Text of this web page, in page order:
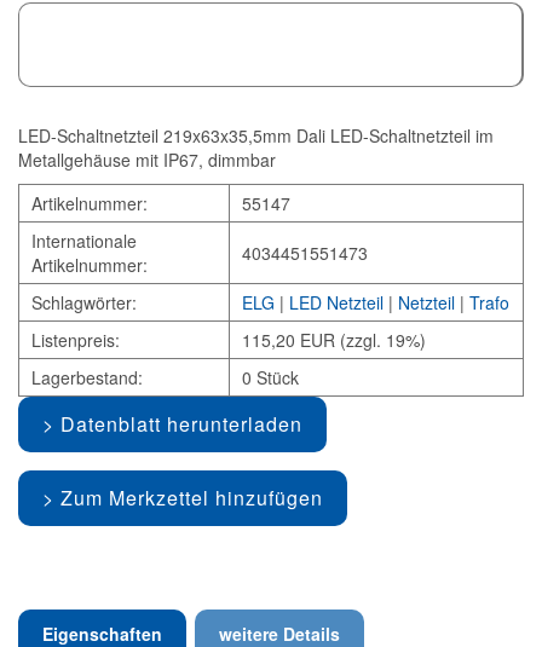
LED-Schaltnetzteil 219x63x35,5mm Dali LED-Schaltnetzteil im
Metallgehäuse mit IP67, dimmbar
Artikelnummer:
55147
Internationale
Artikelnummer:
4034451551473
Schlagwörter: ELG | LED Netzteil | Netzteil | Trafo
Listenpreis:
115,20 EUR (zzgl. 19%)
Lagerbestand:
0 Stück
Datenblatt herunterladen
Zum Merkzettel hinzufügen
Eigenschaften weitere Details